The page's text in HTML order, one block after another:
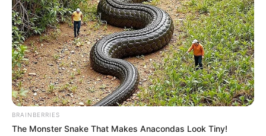
LIHAT ARTIKEL LAINNYA
BRAINBERRIES
The Monster Snake That Makes Anacondas Look Tiny!